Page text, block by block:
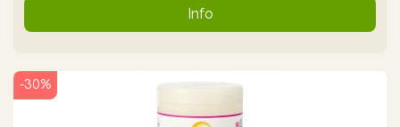
Info
-30%